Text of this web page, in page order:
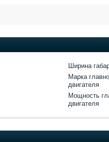
Ширина
Марка
двигателя
Мощность
двигателя